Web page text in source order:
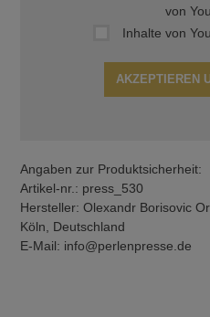
von
Inhalte von
AKZEPTIEREN
Angaben zur Produktsicherheit:
Artikel-nr.: press_530
Hersteller: Olexandr Borisovic
Köln, Deutschland
E-Mail: info@perlenpresse.de